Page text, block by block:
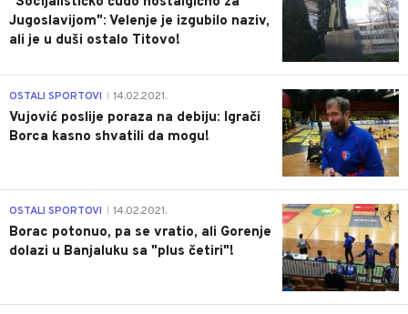
Jugoslavijom": Velenje je izgubilo naziv,
ali je u duši ostalo Titovo!
1
OSTALI SPORTOVI 14.02.2021.
Vujović poslije poraza na debiju: Igrači
Borca kasno shvatili da mogu!
3
OSTALI SPORTOVI 14.02.2021.
Borac potonuo, pa se vratio, ali Gorenje
dolazi u Banjaluku sa "plus četiri"!